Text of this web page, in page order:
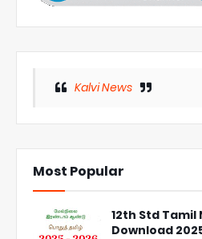
Kalvi News
Most Popular
12th Std Tamil
Download